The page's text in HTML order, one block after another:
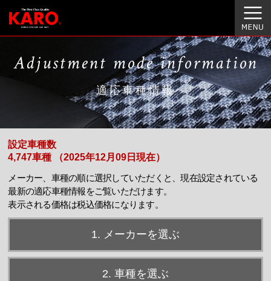
Adjustment mode information
適応車種情報
設定車種数
4,747車種 （2025年12月09日現在）
メーカー、車種の順に選択していただくと、現在設定されている
最新の適応車種情報をご覧いただけます。
表示される価格は税込価格になります。
1. メーカーを選ぶ
2. 車種を選ぶ